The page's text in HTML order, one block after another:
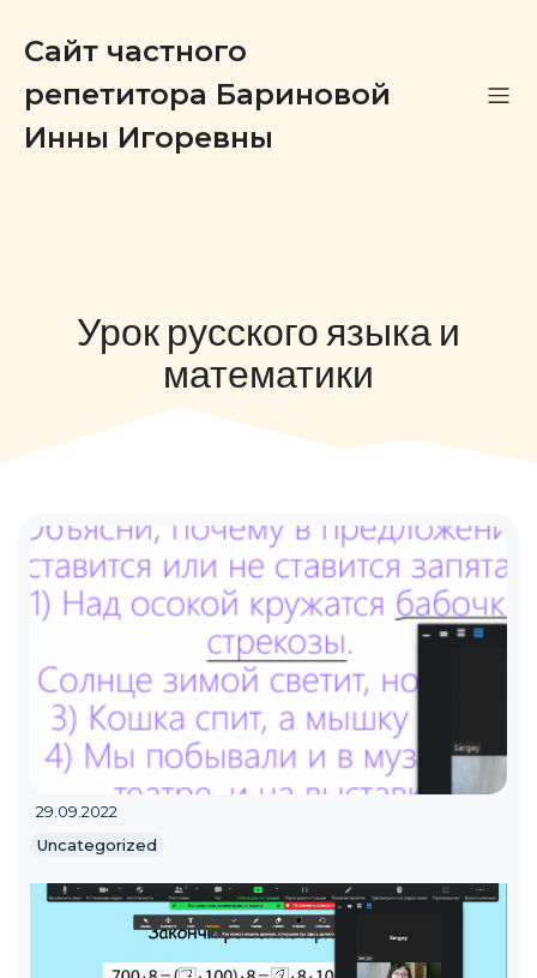
Сайт частного
репетитора Бариновой
Инны Игоревны
Урок русского языка и
математики
29.09.2022
Uncategorized